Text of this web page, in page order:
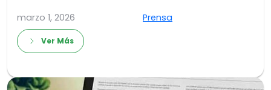
marzo 1, 2026 Prensa
Ver Más